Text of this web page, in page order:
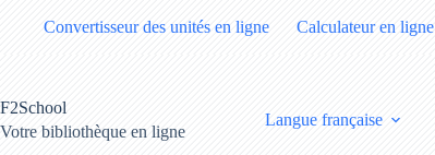
Convertisseur des unités en ligne Calculateur en ligne
F2School
Votre bibliothèque en ligne
Langue française